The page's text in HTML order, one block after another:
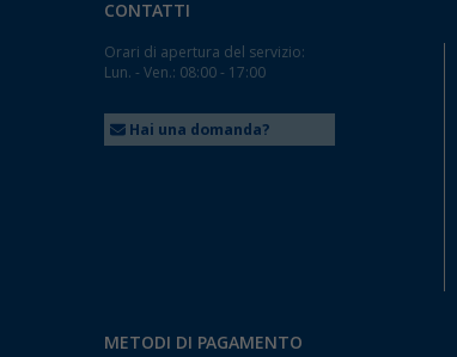
CONTATTI
Orari di apertura del servizio:
Lun. - Ven.: 08:00 - 17:00
Hai una domanda?
METODI DI PAGAMENTO